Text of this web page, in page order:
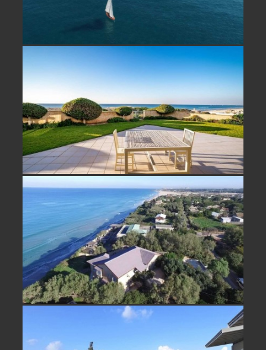
בית על הים למכירה בבית ינאי- נמכר!
וילה למכירה קו ראשון לים בבית ינאי-
לא אקטואלי
נחלה למכירה בביתן אהרון בית מדהים
מול נוף פתוח- נמכר!